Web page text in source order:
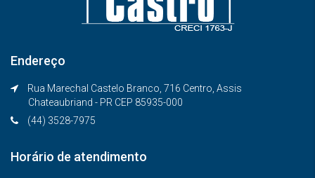
Endereço
Rua Marechal Castelo Branco, 716 Centro, Assis
Chateaubriand - PR CEP 85935-000
(44) 3528-7975
Horário de atendimento